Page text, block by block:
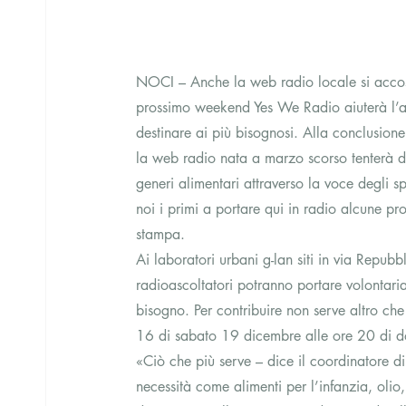
NOCI – Anche la web radio locale si
prossimo weekend Yes We Radio aiuterà
destinare ai più bisognosi. Alla
la web radio nata a marzo scorso tenterà
generi alimentari attraverso la voce degli
noi i primi a portare qui in radio alcune
stampa.
Ai laboratori urbani g-lan siti in via
radioascoltatori potranno portare
bisogno. Per contribuire non serve altro
16 di sabato 19 dicembre alle ore 20 di
«Ciò che più serve – dice il coordinatore
necessità come alimenti per l’infanzia,